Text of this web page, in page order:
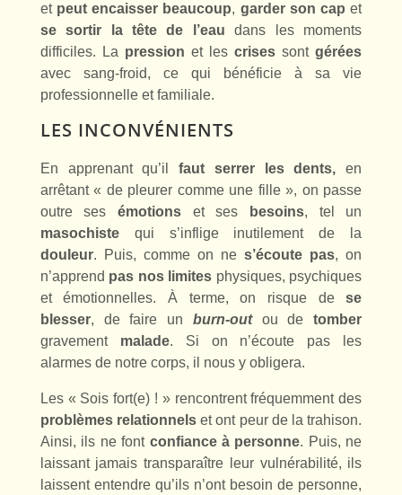
et peut encaisser beaucoup, garder son cap et
se sortir la tête de l’eau dans les moments
difficiles. La pression et lescrises sontgérées
avec sang-froid, ce qui bénéficie à sa vie
professionnelle et familiale.
LES INCONVÉNIENTS
En apprenant qu’ilfaut serrer les dents,en
arrêtant « de pleurer comme une fille », on passe
outre sesémotions et ses besoins, tel un
masochistequi s’inflige inutilement de la
douleur. Puis, comme on ne s’écoute pas, on
n’apprend pas nos limites physiques, psychiques
et émotionnelles. À terme, on risque dese
blesser, de faire un burn-outou detomber
gravement malade. Si on n’écoute pas les
alarmes de notre corps, il nous y obligera.
Les « Sois fort(e) ! » rencontrent fréquemment des
problèmes relationnelset ont peur de la trahison.
Ainsi, ils ne font confiance à personne. Puis, ne
laissant jamais transparaître leur vulnérabilité, ils
laissent entendre qu’ils n’ont besoin de personne,